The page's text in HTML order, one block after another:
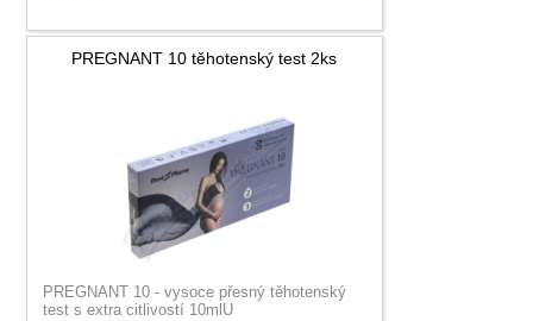
PREGNANT 10 těhotenský test 2ks
PREGNANT 10 - vysoce přesný těhotenský
test s extra citlivostí 10mlU